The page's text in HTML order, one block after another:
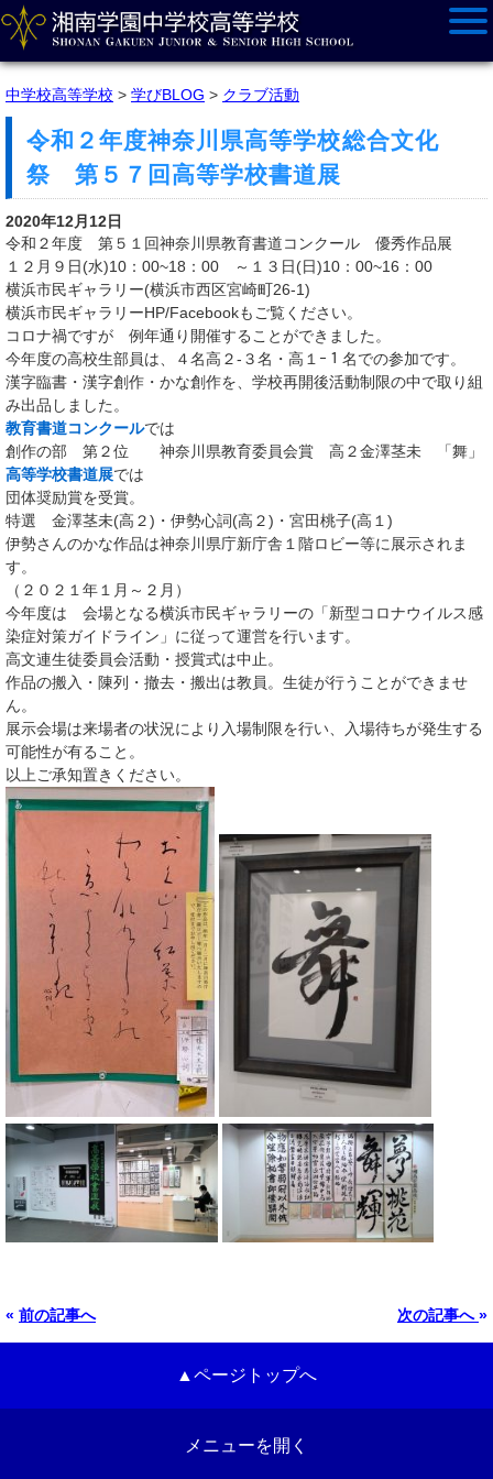
中学校高等学校 > 学びBLOG > クラブ活動
令和２年度神奈川県高等学校総合文化
祭 第５７回高等学校書道展
2020年12月12日
令和２年度 第５１回神奈川県教育書道コンクール 優秀作品展
１２月９日(水)10：00~18：00 ～１３日(日)10：00~16：00
横浜市民ギャラリー(横浜市西区宮崎町26-1)
横浜市民ギャラリーHP/Facebookもご覧ください。
コロナ禍ですが 例年通り開催することができました。
今年度の高校生部員は、４名高２-３名・高１ｰ１名での参加です。
漢字臨書・漢字創作・かな創作を、学校再開後活動制限の中で取り組
み出品しました。
教育書道コンクールでは
創作の部 第２位 神奈川県教育委員会賞 高２金澤茎未 「舞」
高等学校書道展では
団体奨励賞を受賞。
特選 金澤茎未(高２)・伊勢心詞(高２)・宮田桃子(高１)
伊勢さんのかな作品は神奈川県庁新庁舎１階ロビー等に展示されま
す。
（２０２１年１月～２月）
今年度は 会場となる横浜市民ギャラリーの「新型コロナウイルス感
染症対策ガイドライン」に従って運営を行います。
高文連生徒委員会活動・授賞式は中止。
作品の搬入・陳列・撤去・搬出は教員。生徒が行うことができませ
ん。
展示会場は来場者の状況により入場制限を行い、入場待ちが発生する
可能性が有ること。
以上ご承知置きください。
« 前の記事へ 次の記事へ »
▲ページトップへ
メニューを開く